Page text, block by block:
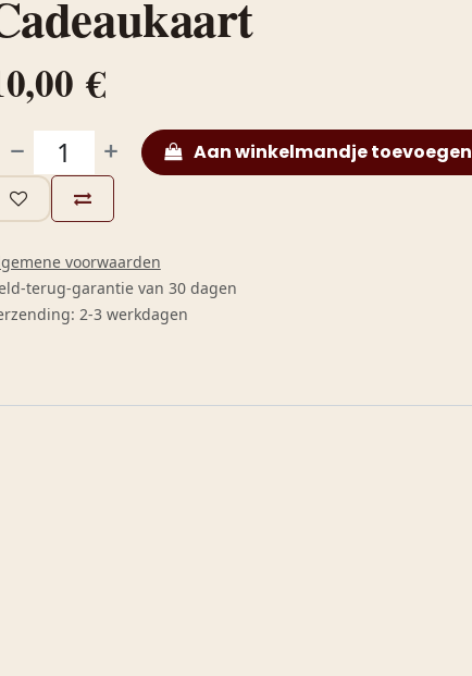
€
Aan winkelmandje toevoegen
voorwaarden
terug-garantie van 30 dagen
2-3 werkdagen